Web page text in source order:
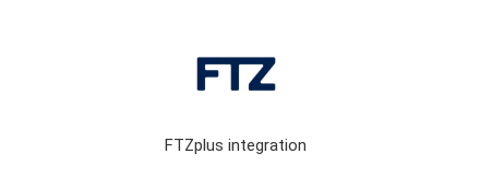
FTZplus integration